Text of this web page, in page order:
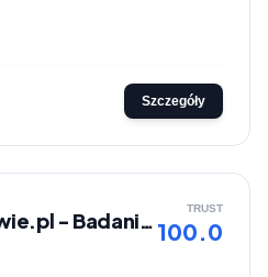
Szczegóły
SkanujZdrowie.pl - Badania onkologiczne TRUST
100.0